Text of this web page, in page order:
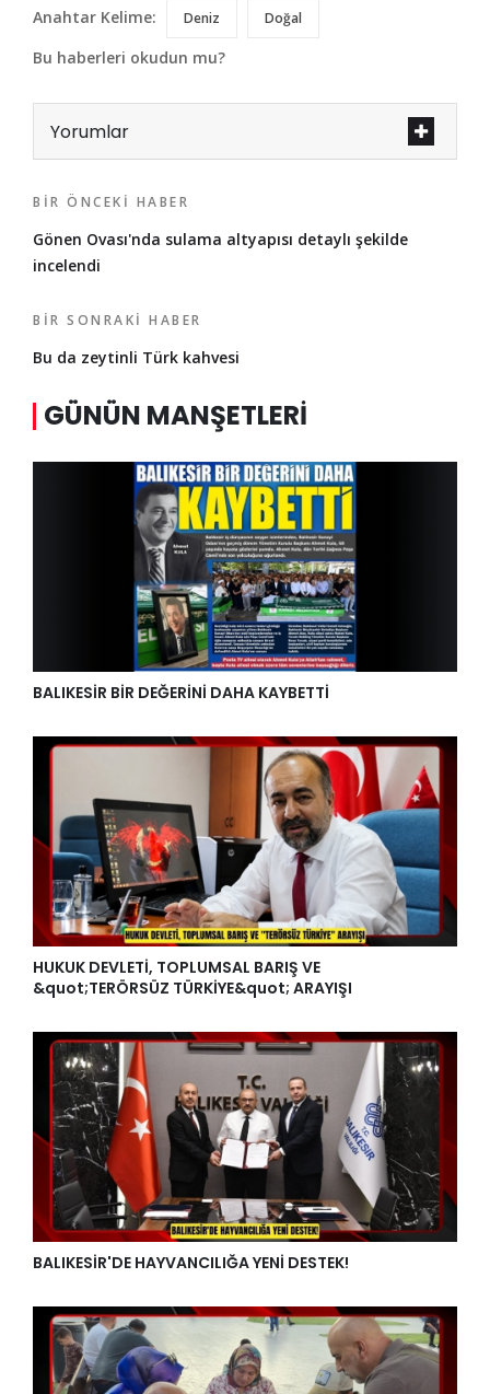
Anahtar Kelime: Deniz Doğal
Bu haberleri okudun mu?
Yorumlar
BIR ÖNCEKI HABER
Gönen Ovası'nda sulama altyapısı detaylı şekilde
incelendi
BIR SONRAKI HABER
Bu da zeytinli Türk kahvesi
GÜNÜN MANŞETLERI
BALIKESİR BİR DEĞERİNİ DAHA KAYBETTİ
HUKUK DEVLETİ, TOPLUMSAL BARIŞ VE
&quot;TERÖRSÜZ TÜRKİYE&quot; ARAYIŞI
BALIKESİR'DE HAYVANCILIĞA YENİ DESTEK!